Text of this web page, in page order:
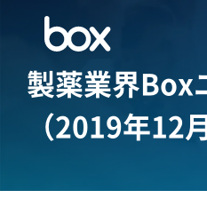
製薬業界Box
（2019年12月